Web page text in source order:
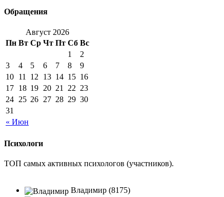
Обращения
Август 2026
Пн Вт Ср Чт Пт Сб Вс
« Июн
1
2
3
4 5 6 7 8
9
10 11 12 13 14 15 16
17 18 19 20 21 22 23
24 25 26 27 28 29 30
31
Психологи
ТОП самых активных психологов (участников).
Владимир (8175)